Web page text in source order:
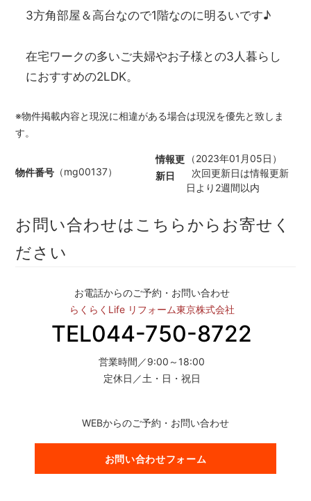
3方角部屋＆高台なので1階なのに明るいです♪
在宅ワークの多いご夫婦やお子様との3人暮らし
におすすめの2LDK。
※物件掲載内容と現況に相違がある場合は現況を優先と致しま
す。
物件番号 （mg00137）
情報更
新日
（2023年01月05日）
次回更新日は情報更新
日より2週間以内
お問い合わせはこちらからお寄せく
ださい
お電話からのご予約・お問い合わせ
らくらくLife リフォーム東京株式会社
TEL044-750-8722
営業時間／9:00～18:00
定休日／土・日・祝日
WEBからのご予約・お問い合わせ
お問い合わせフォーム